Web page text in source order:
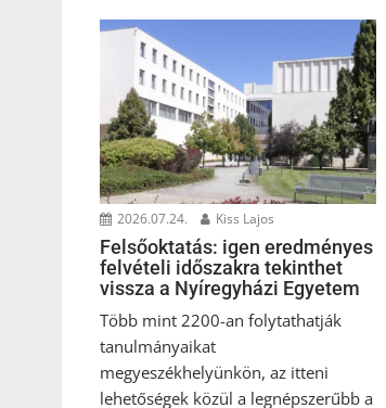
2026.07.24. Kiss Lajos
Felsőoktatás: igen eredményes
felvételi időszakra tekinthet
vissza a Nyíregyházi Egyetem
Több mint 2200-an folytathatják
tanulmányaikat
megyeszékhelyünkön, az itteni
lehetőségek közül a legnépszerűbb a